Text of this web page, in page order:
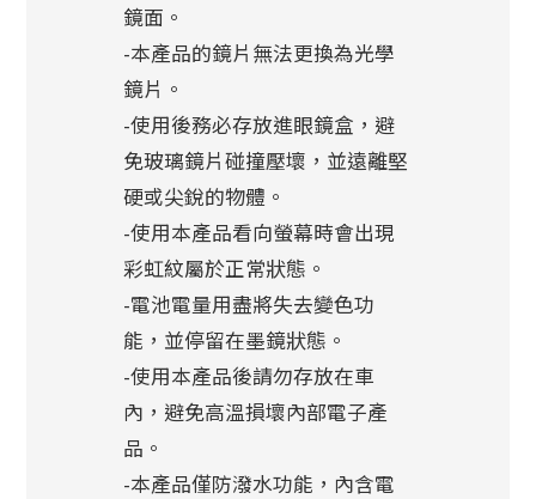
鏡面。
-本產品的鏡片無法更換為光學
鏡片。
-使用後務必存放進眼鏡盒，避
免玻璃鏡片碰撞壓壞，並遠離堅
硬或尖銳的物體。
-使用本產品看向螢幕時會出現
彩虹紋屬於正常狀態。
-電池電量用盡將失去變色功
能，並停留在墨鏡狀態。
-使用本產品後請勿存放在車
內，避免高溫損壞內部電子產
品。
-本產品僅防潑水功能，內含電